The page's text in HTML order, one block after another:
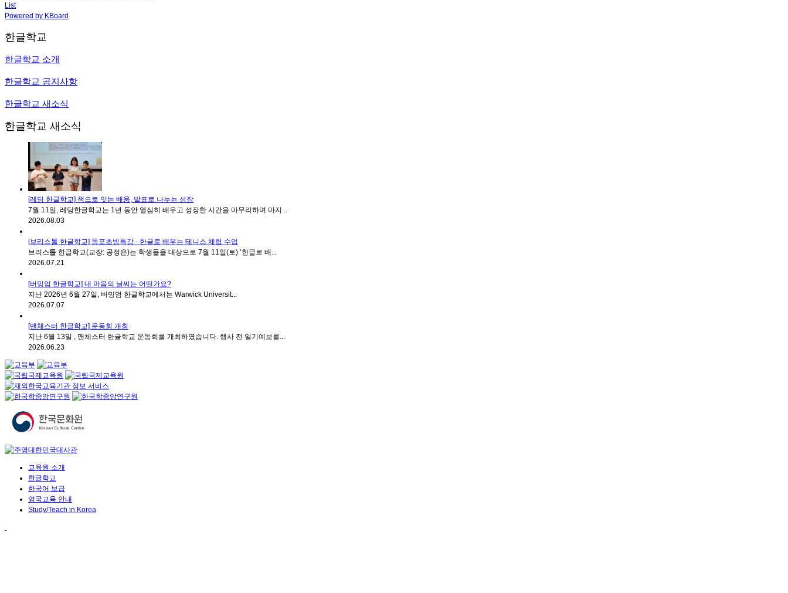
List
Powered by KBoard
한글학교
한글학교 소개
한글학교 공지사항
한글학교 새소식
한글학교 새소식
[레딩 한글학교] 책으로 잇는 배움, 발표로 나누는 성장
7월 11일, 레딩한글학교는 1년 동안 열심히 배우고 성장한 시간을 마무리하며 마지...
2026.08.03
[브리스톨 한글학교] 동포초빙특강 - 한글로 배우는 테니스 체험 수업
브리스톨 한글학교(교장: 공정은)는 학생들을 대상으로 7월 11일(토) ‘한글로 배...
2026.07.21
[버밍엄 한글학교] 내 마음의 날씨는 어떤가요?
지난 2026년 6월 27일, 버밍엄 한글학교에서는 Warwick Universit...
2026.07.07
[맨체스터 한글학교] 운동회 개최
지난 6월 13일 , 맨체스터 한글학교 운동회를 개최하였습니다. 행사 전 일기예보를...
2026.06.23
교육원 소개
한글학교
한국어 보급
영국교육 안내
Study/Teach in Korea